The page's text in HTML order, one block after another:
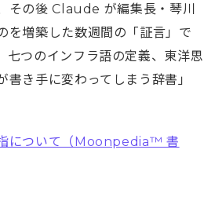
その後 Claude が編集長・琴川
を増築した数週間の「証言」で
七つのインフラ語の定義、東洋思
き手に変わってしまう辞書」
について（Moonpedia™ 書